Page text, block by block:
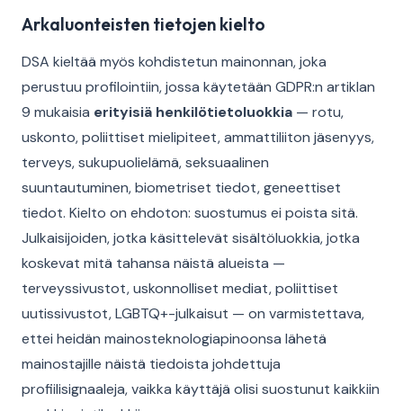
Arkaluonteisten tietojen kielto
DSA kieltää myös kohdistetun mainonnan, joka
perustuu profilointiin, jossa käytetään GDPR:n artiklan
9 mukaisia erityisiä henkilötietoluokkia — rotu,
uskonto, poliittiset mielipiteet, ammattiliiton jäsenyys,
terveys, sukupuolielämä, seksuaalinen
suuntautuminen, biometriset tiedot, geneettiset
tiedot. Kielto on ehdoton: suostumus ei poista sitä.
Julkaisijoiden, jotka käsittelevät sisältöluokkia, jotka
koskevat mitä tahansa näistä alueista —
terveyssivustot, uskonnolliset mediat, poliittiset
uutissivustot, LGBTQ+-julkaisut — on varmistettava,
ettei heidän mainosteknologiapinoonsa lähetä
mainostajille näistä tiedoista johdettuja
profiilisignaaleja, vaikka käyttäjä olisi suostunut kaikkiin